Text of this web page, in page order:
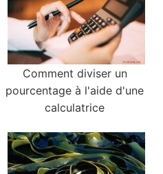
Comment diviser un
pourcentage à l'aide d'une
calculatrice